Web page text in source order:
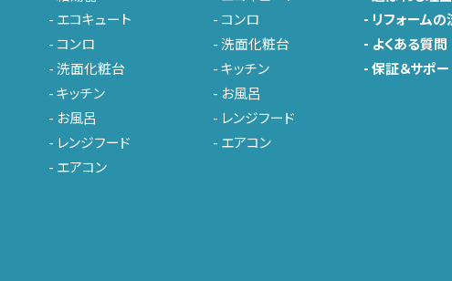
- エコキュート
- コンロ
-洗面化粧台
-キッチン
- お風呂
- レンジフード
- エアコン
- コンロ
-洗面化粧台
-キッチン
- お風呂
- レンジフード
- エアコン
- リフォーム
- よくある質問
-保証＆サポ